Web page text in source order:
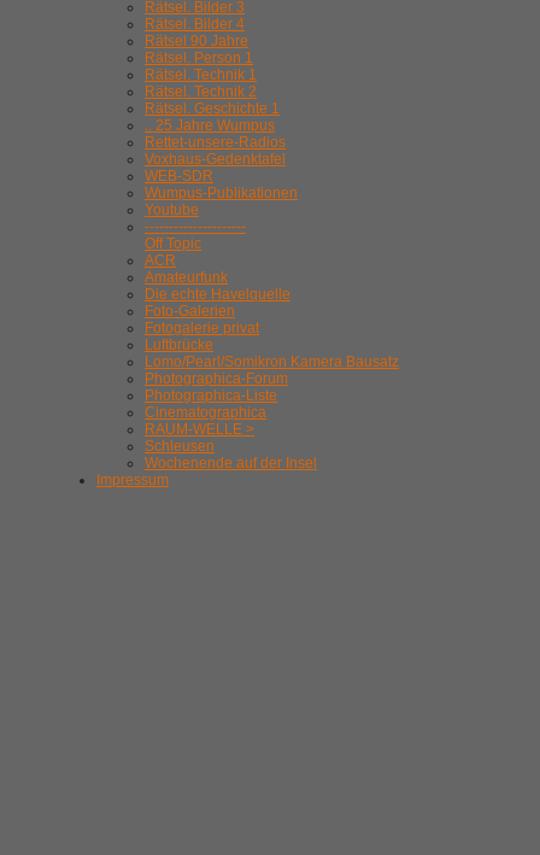
Rätsel. Bilder 3
Rätsel. Bilder 4
Rätsel 90 Jahre
Rätsel. Person 1
Rätsel. Technik 1
Rätsel. Technik 2
Rätsel. Geschichte 1
.. 25 Jahre Wumpus
Rettet-unsere-Radios
Voxhaus-Gedenktafel
WEB-SDR
Wumpus-Publikationen
Youtube
---------------------
Off Topic
ACR
Amateurfunk
Die echte Havelquelle
Foto-Galerien
Fotogalerie privat
Luftbrücke
Lomo/Pearl/Somikron Kamera Bausatz
Photographica-Forum
Photographica-Liste
Cinematographica
RAUM-WELLE >
Schleusen
Wochenende auf der Insel
Impressum